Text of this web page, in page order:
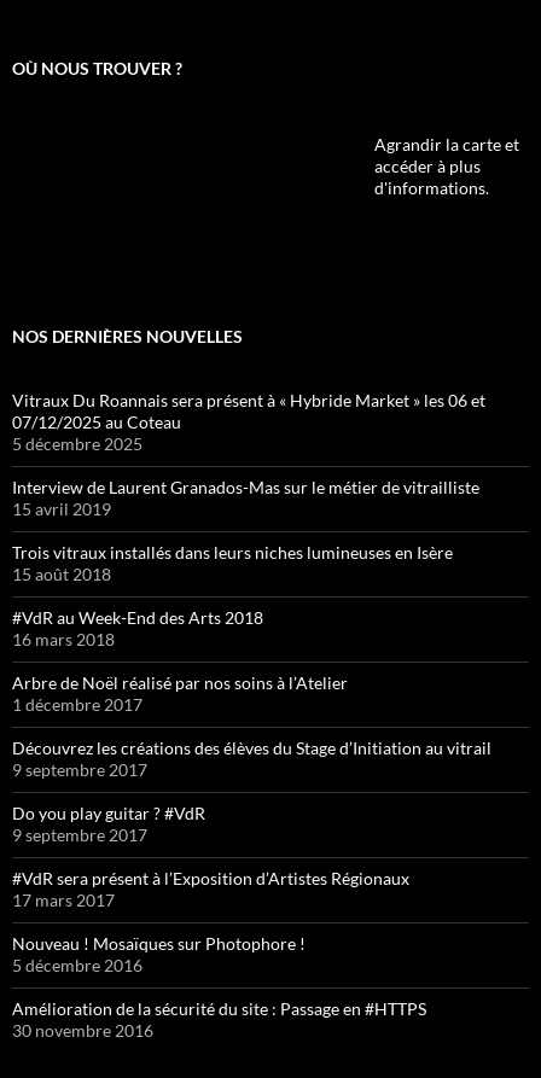
OÙ NOUS TROUVER ?
Agrandir la carte et
accéder à plus
d'informations.
NOS DERNIÈRES NOUVELLES
Vitraux Du Roannais sera présent à « Hybride Market » les 06 et
07/12/2025 au Coteau
5 décembre 2025
Interview de Laurent Granados-Mas sur le métier de vitrailliste
15 avril 2019
Trois vitraux installés dans leurs niches lumineuses en Isère
15 août 2018
#VdR au Week-End des Arts 2018
16 mars 2018
Arbre de Noël réalisé par nos soins à l’Atelier
1 décembre 2017
Découvrez les créations des élèves du Stage d’Initiation au vitrail
9 septembre 2017
Do you play guitar ? #VdR
9 septembre 2017
#VdR sera présent à l’Exposition d’Artistes Régionaux
17 mars 2017
Nouveau ! Mosaïques sur Photophore !
5 décembre 2016
Amélioration de la sécurité du site : Passage en #HTTPS
30 novembre 2016